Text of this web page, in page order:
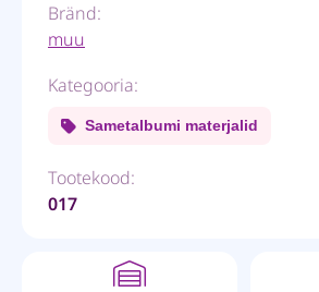
Bränd:
muu
Kategooria:
Sametalbumi materjalid
Tootekood:
017